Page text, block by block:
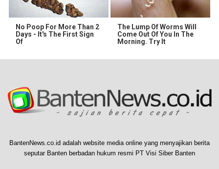
No Poop For More Than 2
Days - It's The First Sign
Of
The Lump Of Worms Will
Come Out Of You In The
Morning. Try It
BantenNews.co.id adalah website media online yang menyajikan berita
seputar Banten berbadan hukum resmi PT Visi Siber Banten